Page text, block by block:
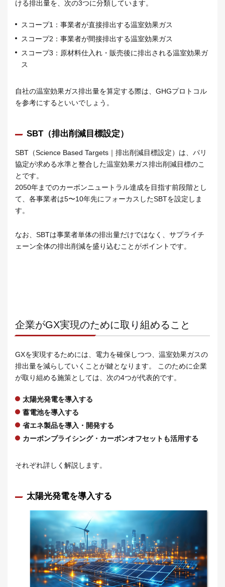
ける排出量を、次の3つに分類しています。
スコープ1：事業者が直接排出する温室効果ガス
スコープ2：事業者が間接排出する温室効果ガス
スコープ3：原材料仕入れ・販売後に排出される温室効果ガ
ス
自社の温室効果ガス排出量を算定する際は、GHGプロトコル
を参考にするといいでしょう。
SBT（排出削減目標設定）
SBT（Science Based Targets｜排出削減目標設定）は、パリ
協定が求める⽔準と整合した温室効果ガス排出削減⽬標のこ
とです。
2050年までのカーボンニュートラル達成を目指す前段階とし
て、各事業者は5〜10年先にフォーカスしたSBTを設定しま
す。
なお、SBTは事業者単体の排出量だけではなく、サプライチ
ェーン全体の排出削減を盛り込むことがポイントです。
企業がGX実現のために取り組めること
GXを実現するためには、電力を確保しつつ、温室効果ガスの
排出量を減らしていくことが鍵となります。 このために企業
が取り組める施策としては、次の4つが代表的です。
太陽光発電を導入する
蓄電池を導入する
省エネ製品を導入・開発する
カーボンプライシング・カーボンオフセットも活用する
それぞれ詳しく解説します。
太陽光発電を導入する